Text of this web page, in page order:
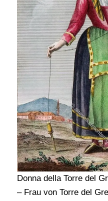
Donna della Torre del
– Frau von Torre del